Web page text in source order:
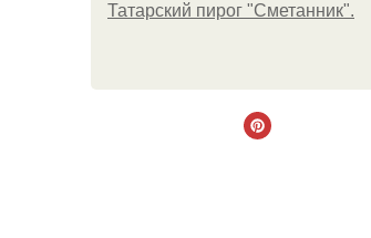
Татарский пирог "Сметанник".